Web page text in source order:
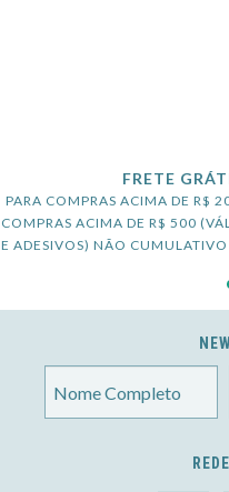
FRETE
PARA COMPRAS ACIMA DE R$
COMPRAS ACIMA DE R$ 500
E ADESIVOS) NÃO